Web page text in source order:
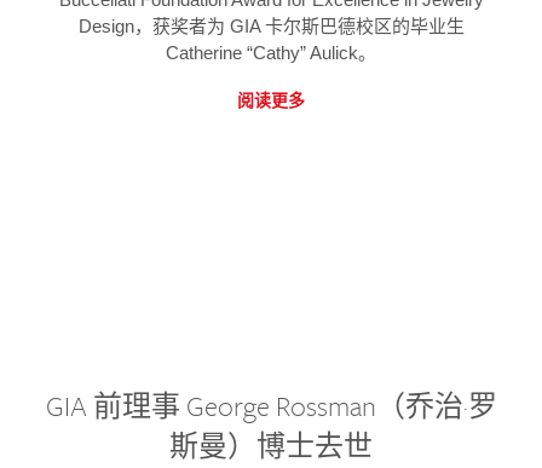
Design，获奖者为 GIA 卡尔斯巴德校区的毕业生
Catherine “Cathy” Aulick。
阅读更多
GIA 前理事 George Rossman（乔治·罗
斯曼）博士去世